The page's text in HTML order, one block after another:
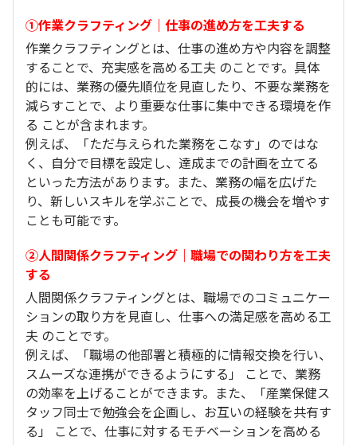
①作業クラフティング｜仕事の進め方を工夫する
作業クラフティングとは、仕事の進め方や内容を調整
することで、充実感を高める工夫 のことです。具体
的には、業務の優先順位を見直したり、不要な業務を
減らすことで、より重要な仕事に集中できる環境を作
る ことが含まれます。
例えば、「ただ与えられた業務をこなす」のではな
く、自分で目標を設定し、達成までの計画を立てる
といった方法があります。また、業務の幅を広げた
り、新しいスキルを学ぶことで、成長の機会を増やす
ことも可能です。
②人間関係クラフティング｜職場での関わり方を工夫
する
人間関係クラフティングとは、職場でのコミュニケー
ションの取り方を見直し、仕事への満足感を高める工
夫 のことです。
例えば、「職場の他部署と積極的に情報交換を行い、
スムーズな連携ができるようにする」 ことで、業務
の効率を上げることができます。また、「産業保健ス
タッフ同士で勉強会を企画し、お互いの経験を共有す
る」 ことで、仕事に対するモチベーションを高める